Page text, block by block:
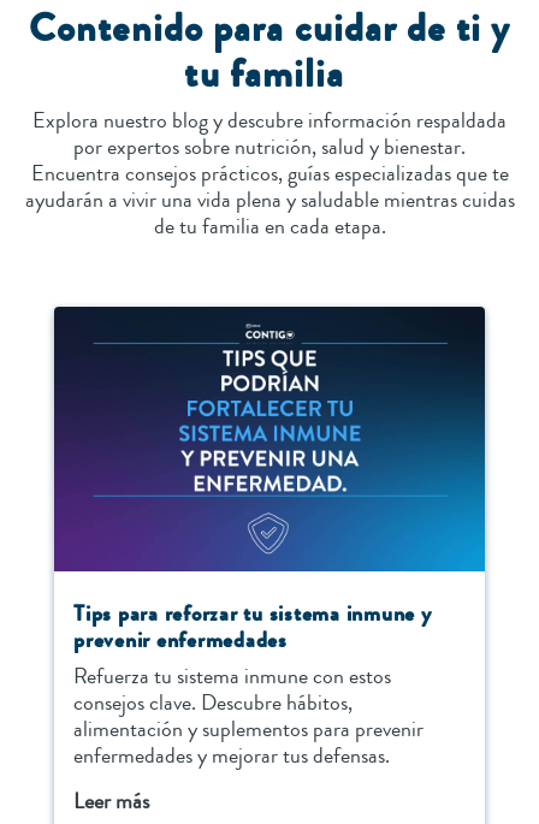
Contenido para cuidar de ti y
tu familia
Explora nuestro blog y descubre información respaldada
por expertos sobre nutrición, salud y bienestar.
Encuentra consejos prácticos, guías especializadas que te
ayudarán a vivir una vida plena y saludable mientras cuidas
de tu familia en cada etapa.
Tips para reforzar tu sistema inmune y
prevenir enfermedades
Refuerza tu sistema inmune con estos
consejos clave. Descubre hábitos,
alimentación y suplementos para prevenir
enfermedades y mejorar tus defensas.
Leer más